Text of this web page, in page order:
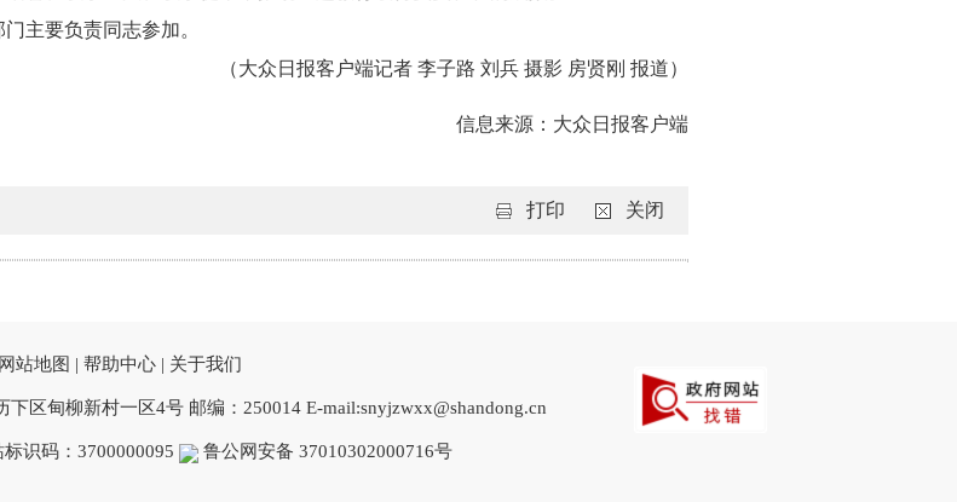
主要负责同志参加。
（大众日报客户端记者 李子路 刘兵 摄影 房贤刚 报道）
信息来源：大众日报客户端
打印 关闭
网站地图 | 帮助中心 | 关于我们
区甸柳新村一区4号 邮编：250014 E-mail:snyjzwxx@shandong.cn
标识码：3700000095 鲁公网安备 37010302000716号